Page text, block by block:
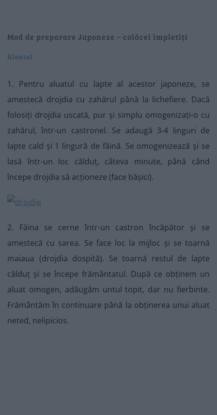
Mod de preparare Japoneze – colăcei împletiți
Aluatul
1. Pentru aluatul cu lapte al acestor japoneze, se
amestecă drojdia cu zahărul până la lichefiere. Dacă
folosiți drojdia uscată, pur și simplu omogenizați-o cu
zahărul, într-un castronel. Se adaugă 3-4 linguri de
lapte cald și 1 lingură de făină. Se omogenizează și se
lasă într-un loc călduț, câteva minute, până când
începe drojdia să acționeze (face bășici).
2. Făina se cerne într-un castron încăpător și se
amestecă cu sarea. Se face loc la mijloc și se toarnă
maiaua (drojdia dospită). Se toarnă restul de lapte
călduț și se începe frământatul. După ce obținem un
aluat omogen, adăugăm untul topit, dar nu fierbinte.
Frământăm în continuare până la obținerea unui aluat
neted, nelipicios.